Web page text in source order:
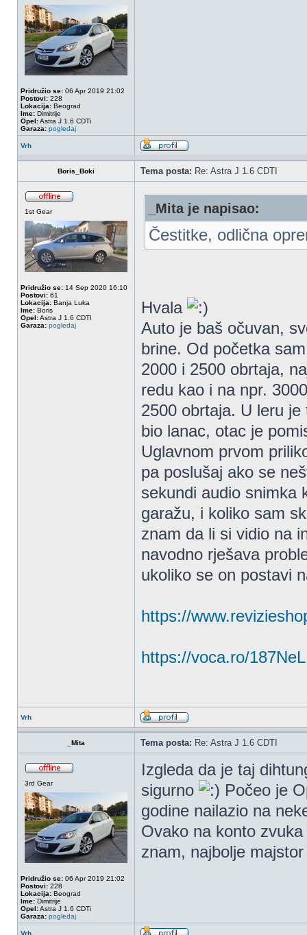
Pridružio se: 06 Apr 2019 21:02
Postovi: 228
Lokacija: Beograd
Ime: Dimitrije
Opel:Astra J 1.6 CDTi
Garaza: pogledaj
Vrh
Boris_Boki Tema posta: Re: Astra J 1.6 CDTI
1st Gear
Pridružio se: 14 Sep 2020 16:10
Postovi: 61
Lokacija: Banja Luka
Ime: Boris
Opel:Astra J 1.6 CDTI
Garaza: pogledaj
_Mita je napisao:
Čestitke, odlična
Hvala
Auto je baš očuvan,
brine. Od početka
2000 i 2500 obrtaja,
redu kao i na npr.
2500 obrtaja. U leru
bio lanac, otac je
Uglavnom prvom
pa poslušaj ako se
sekundi audio snimka
garažu, i koliko sam
znam da li si vidio na
navodno rješava
ukoliko se on postavi
https://
https://voca.ro/
Vrh
_Mita Tema posta: Re: Astra J 1.6 CDTI
3rd Gear
Pridružio se: 06 Apr 2019 21:02
Postovi: 228
Lokacija: Beograd
Ime: Dimitrije
Opel:Astra J 1.6 CDTi
Garaza: pogledaj
Izgleda da je taj
sigurno
Počeo je
godine nailazio na
Ovako na konto
znam, najbolje
Vrh